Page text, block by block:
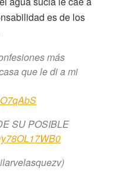
es de los
más
que le di a mi
SU POSIBLE